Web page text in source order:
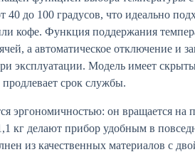
до 100 градусов, что идеально
кофе. Функция поддержания
а автоматическое отключение и
эксплуатации. Модель имеет
продлевает срок службы.
эргономичностью: он вращается на
кг делают прибор удобным в
из качественных материалов с